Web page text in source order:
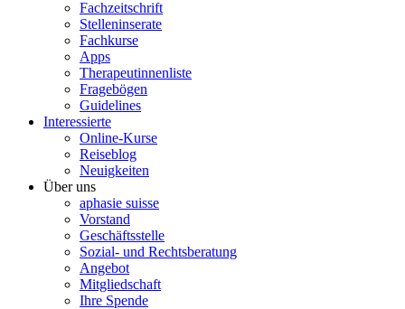
Fachzeitschrift
Stelleninserate
Fachkurse
Apps
Therapeutinnenliste
Fragebögen
Guidelines
Interessierte
Online-Kurse
Reiseblog
Neuigkeiten
Über uns
aphasie suisse
Vorstand
Geschäftsstelle
Sozial- und Rechtsberatung
Angebot
Mitgliedschaft
Ihre Spende